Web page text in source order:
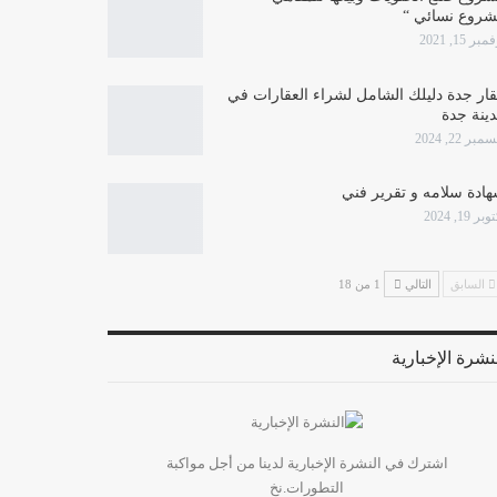
نسائي “
15, 2021
جدة دليلك الشامل لشراء العقارات في
جدة
22, 2024
سلامه و تقرير فني
19, 2024
السابق التالي 1 من 18
الإخبارية
اشترك في النشرة الإخبارية لدينا من أجل مواكبة
التطورات.نخ